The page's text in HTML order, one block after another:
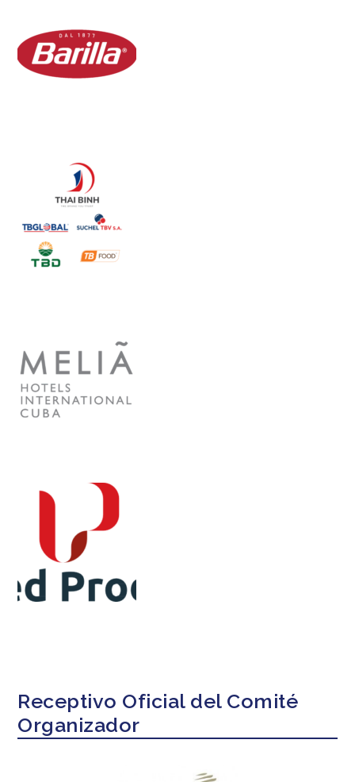
Receptivo Oficial del Comité
Organizador